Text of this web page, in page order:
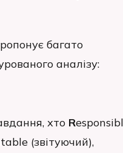
багато
аналізу:
хто R
(звітуючий),